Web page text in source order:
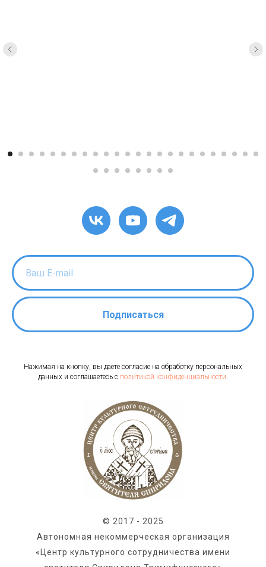
Подписаться
Нажимая на кнопку, вы даете согласие на обработку персональных
данных и соглашаетесь c политикой конфиденциальности.
© 2017 - 2025
Автономная некоммерческая организация
«Центр культурного сотрудничества имени